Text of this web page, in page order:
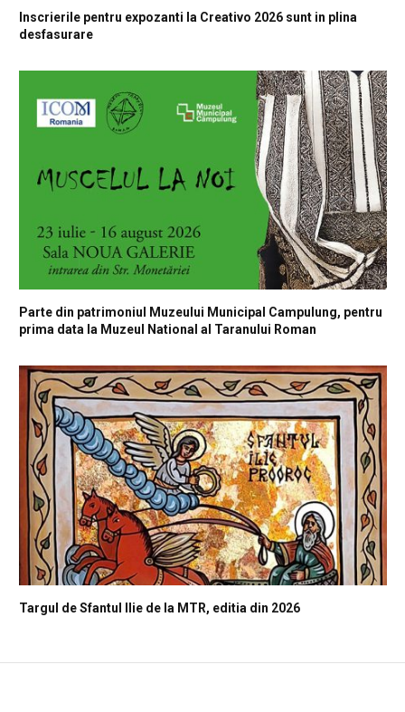
Inscrierile pentru expozanti la Creativo 2026 sunt in plina
desfasurare
Parte din patrimoniul Muzeului Municipal Campulung, pentru
prima data la Muzeul National al Taranului Roman
Targul de Sfantul Ilie de la MTR, editia din 2026